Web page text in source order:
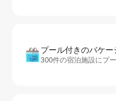
プール付きのバ⁠ケ⁠
300件の宿泊施設にプ